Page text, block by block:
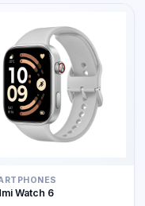
Watch 6